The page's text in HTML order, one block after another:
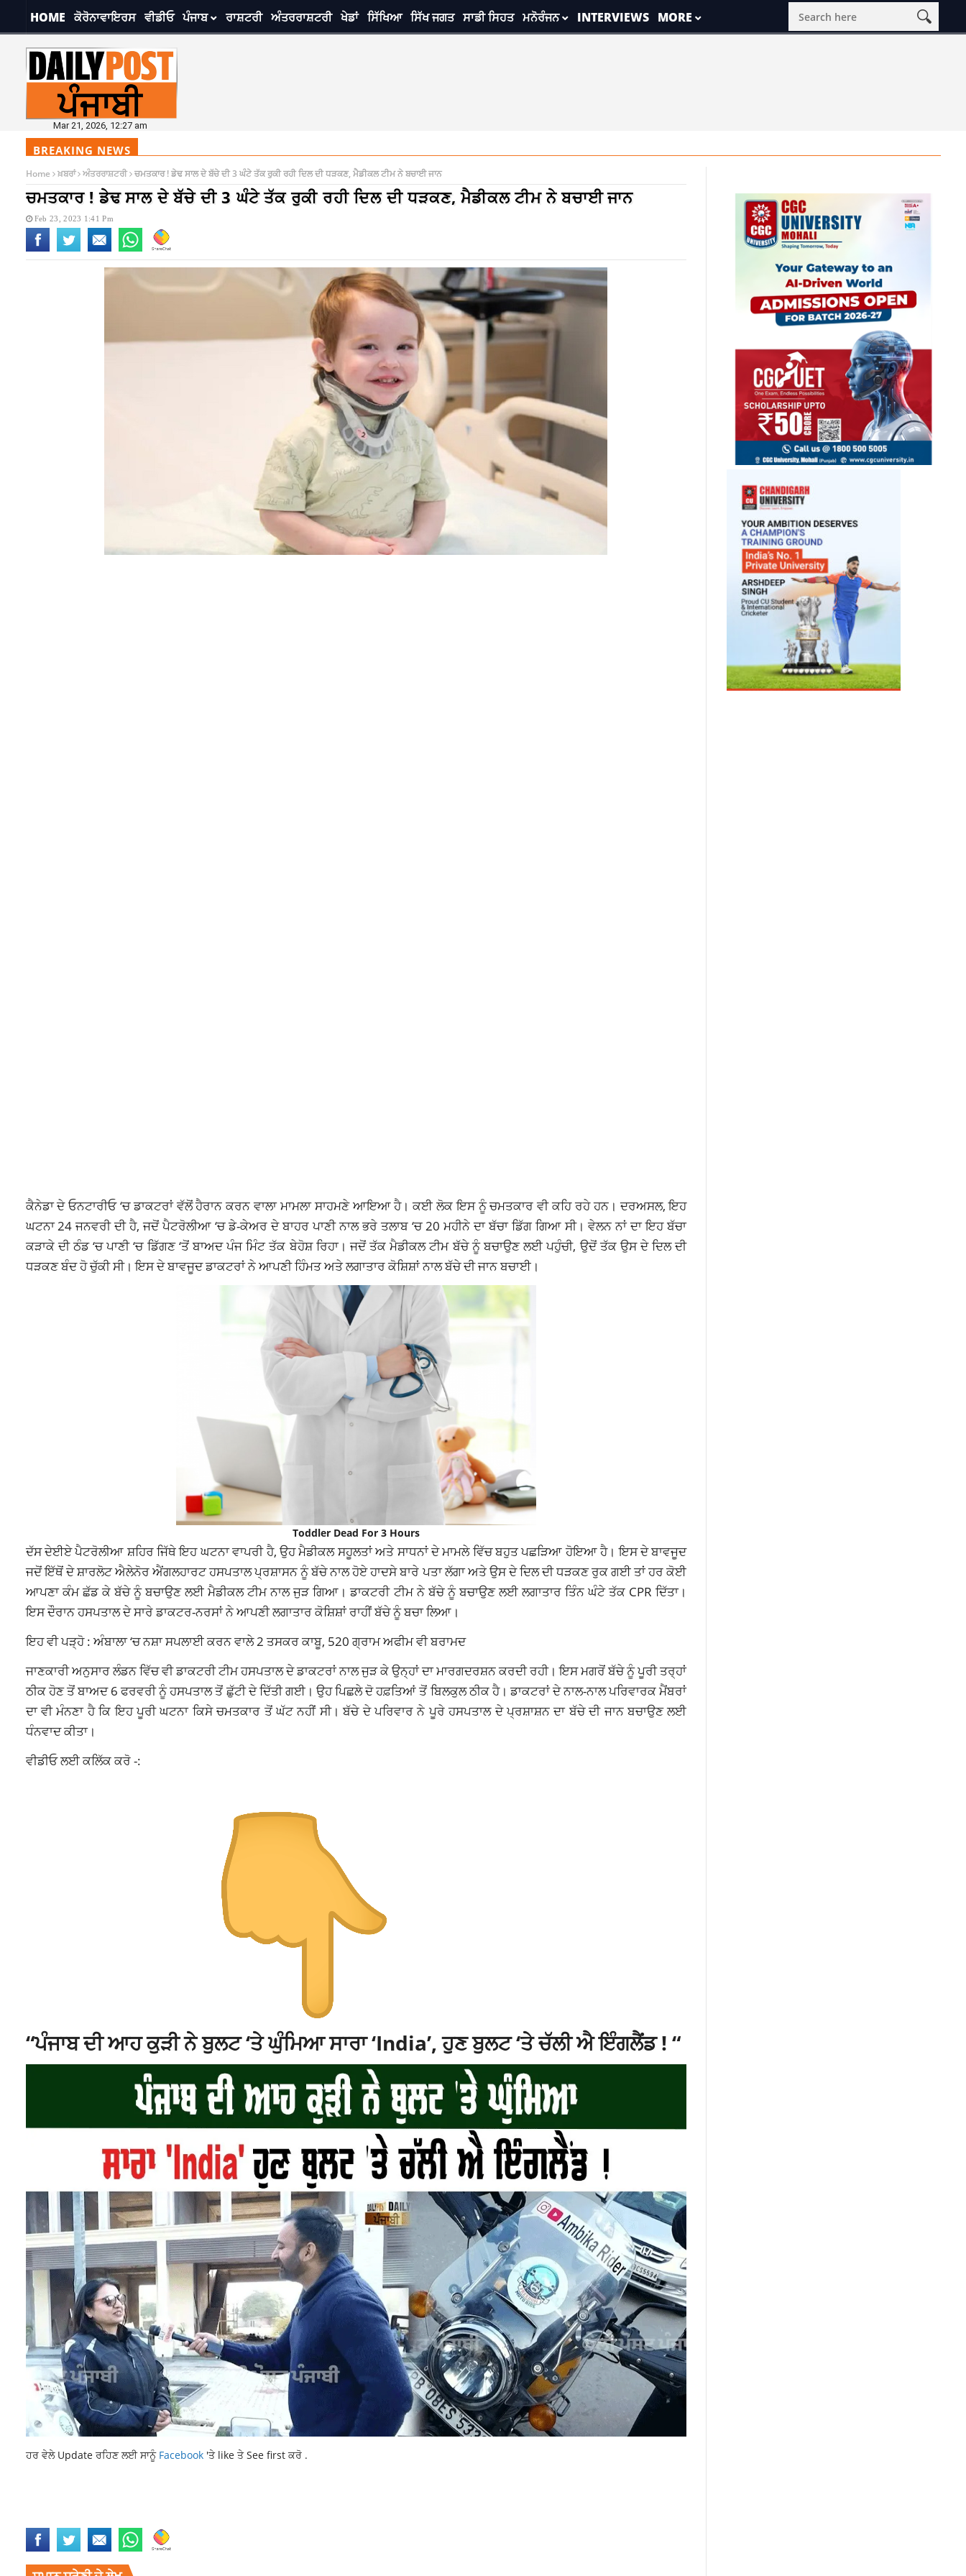
HOME ਕੋਰੋਨਾਵਾਇਰਸ ਵੀਡੀਓ ਪੰਜਾਬ ਰਾਸ਼ਟਰੀ ਅੰਤਰਰਾਸ਼ਟਰੀ ਖੇਡਾਂ ਸਿੱਖਿਆ ਸਿੱਖ ਜਗਤ ਸਾਡੀ ਸਿਹਤ ਮਨੋਰੰਜਨ INTERVIEWS MORE
Mar 21, 2026, 12:27 am
BREAKING NEWS
Home ਖ਼ਬਰਾਂ ਅੰਤਰਰਾਸ਼ਟਰੀ ਚਮਤਕਾਰ ! ਡੇਢ ਸਾਲ ਦੇ ਬੱਚੇ ਦੀ 3 ਘੰਟੇ ਤੱਕ ਰੁਕੀ ਰਹੀ ਦਿਲ ਦੀ ਧੜਕਣ, ਮੈਡੀਕਲ ਟੀਮ ਨੇ ਬਚਾਈ ਜਾਨ
ਚਮਤਕਾਰ ! ਡੇਢ ਸਾਲ ਦੇ ਬੱਚੇ ਦੀ 3 ਘੰਟੇ ਤੱਕ ਰੁਕੀ ਰਹੀ ਦਿਲ ਦੀ ਧੜਕਣ, ਮੈਡੀਕਲ ਟੀਮ ਨੇ ਬਚਾਈ ਜਾਨ
Feb 23, 2023 1:41 Pm
ਕੈਨੇਡਾ ਦੇ ਓਨਟਾਰੀਓ ‘ਚ ਡਾਕਟਰਾਂ ਵੱਲੋਂ ਹੈਰਾਨ ਕਰਨ ਵਾਲਾ ਮਾਮਲਾ ਸਾਹਮਣੇ ਆਇਆ ਹੈ। ਕਈ ਲੋਕ ਇਸ ਨੂੰ ਚਮਤਕਾਰ ਵੀ ਕਹਿ ਰਹੇ ਹਨ। ਦਰਅਸਲ, ਇਹ
ਘਟਨਾ 24 ਜਨਵਰੀ ਦੀ ਹੈ, ਜਦੋਂ ਪੈਟਰੋਲੀਆ ‘ਚ ਡੇ-ਕੇਅਰ ਦੇ ਬਾਹਰ ਪਾਣੀ ਨਾਲ ਭਰੇ ਤਲਾਬ ‘ਚ 20 ਮਹੀਨੇ ਦਾ ਬੱਚਾ ਡਿੱਗ ਗਿਆ ਸੀ। ਵੇਲਨ ਨਾਂ ਦਾ ਇਹ ਬੱਚਾ
ਕੜਾਕੇ ਦੀ ਠੰਡ ‘ਚ ਪਾਣੀ ‘ਚ ਡਿੱਗਣ ‘ਤੋਂ ਬਾਅਦ ਪੰਜ ਮਿੰਟ ਤੱਕ ਬੇਹੋਸ਼ ਰਿਹਾ। ਜਦੋਂ ਤੱਕ ਮੈਡੀਕਲ ਟੀਮ ਬੱਚੇ ਨੂੰ ਬਚਾਉਣ ਲਈ ਪਹੁੰਚੀ, ਉਦੋਂ ਤੱਕ ਉਸ ਦੇ ਦਿਲ ਦੀ
ਧੜਕਣ ਬੰਦ ਹੋ ਚੁੱਕੀ ਸੀ। ਇਸ ਦੇ ਬਾਵਜੂਦ ਡਾਕਟਰਾਂ ਨੇ ਆਪਣੀ ਹਿੰਮਤ ਅਤੇ ਲਗਾਤਾਰ ਕੋਸ਼ਿਸ਼ਾਂ ਨਾਲ ਬੱਚੇ ਦੀ ਜਾਨ ਬਚਾਈ।
Toddler Dead For 3 Hours
ਦੱਸ ਦੇਈਏ ਪੈਟਰੋਲੀਆ ਸ਼ਹਿਰ ਜਿੱਥੇ ਇਹ ਘਟਨਾ ਵਾਪਰੀ ਹੈ, ਉਹ ਮੈਡੀਕਲ ਸਹੂਲਤਾਂ ਅਤੇ ਸਾਧਨਾਂ ਦੇ ਮਾਮਲੇ ਵਿੱਚ ਬਹੁਤ ਪਛੜਿਆ ਹੋਇਆ ਹੈ। ਇਸ ਦੇ ਬਾਵਜੂਦ
ਜਦੋਂ ਇੱਥੋਂ ਦੇ ਸ਼ਾਰਲੋਟ ਐਲੇਨੋਰ ਐਂਗਲਹਾਰਟ ਹਸਪਤਾਲ ਪ੍ਰਸ਼ਾਸਨ ਨੂੰ ਬੱਚੇ ਨਾਲ ਹੋਏ ਹਾਦਸੇ ਬਾਰੇ ਪਤਾ ਲੱਗਾ ਅਤੇ ਉਸ ਦੇ ਦਿਲ ਦੀ ਧੜਕਣ ਰੁਕ ਗਈ ਤਾਂ ਹਰ ਕੋਈ
ਆਪਣਾ ਕੰਮ ਛੱਡ ਕੇ ਬੱਚੇ ਨੂੰ ਬਚਾਉਣ ਲਈ ਮੈਡੀਕਲ ਟੀਮ ਨਾਲ ਜੁੜ ਗਿਆ। ਡਾਕਟਰੀ ਟੀਮ ਨੇ ਬੱਚੇ ਨੂੰ ਬਚਾਉਣ ਲਈ ਲਗਾਤਾਰ ਤਿੰਨ ਘੰਟੇ ਤੱਕ CPR ਦਿੱਤਾ।
ਇਸ ਦੌਰਾਨ ਹਸਪਤਾਲ ਦੇ ਸਾਰੇ ਡਾਕਟਰ-ਨਰਸਾਂ ਨੇ ਆਪਣੀ ਲਗਾਤਾਰ ਕੋਸ਼ਿਸ਼ਾਂ ਰਾਹੀਂ ਬੱਚੇ ਨੂੰ ਬਚਾ ਲਿਆ।
ਇਹ ਵੀ ਪੜ੍ਹੋ :ਅੰਬਾਲਾ ‘ਚ ਨਸ਼ਾ ਸਪਲਾਈ ਕਰਨ ਵਾਲੇ 2 ਤਸਕਰ ਕਾਬੂ, 520 ਗ੍ਰਾਮ ਅਫੀਮ ਵੀ ਬਰਾਮਦ
ਜਾਣਕਾਰੀ ਅਨੁਸਾਰ ਲੰਡਨ ਵਿੱਚ ਵੀ ਡਾਕਟਰੀ ਟੀਮ ਹਸਪਤਾਲ ਦੇ ਡਾਕਟਰਾਂ ਨਾਲ ਜੁੜ ਕੇ ਉਨ੍ਹਾਂ ਦਾ ਮਾਰਗਦਰਸ਼ਨ ਕਰਦੀ ਰਹੀ। ਇਸ ਮਗਰੋਂ ਬੱਚੇ ਨੂੰ ਪੂਰੀ ਤਰ੍ਹਾਂ
ਠੀਕ ਹੋਣ ਤੋਂ ਬਾਅਦ 6 ਫਰਵਰੀ ਨੂੰ ਹਸਪਤਾਲ ਤੋਂ ਛੁੱਟੀ ਦੇ ਦਿੱਤੀ ਗਈ। ਉਹ ਪਿਛਲੇ ਦੋ ਹਫ਼ਤਿਆਂ ਤੋਂ ਬਿਲਕੁਲ ਠੀਕ ਹੈ। ਡਾਕਟਰਾਂ ਦੇ ਨਾਲ-ਨਾਲ ਪਰਿਵਾਰਕ ਮੈਂਬਰਾਂ
ਦਾ ਵੀ ਮੰਨਣਾ ਹੈ ਕਿ ਇਹ ਪੂਰੀ ਘਟਨਾ ਕਿਸੇ ਚਮਤਕਾਰ ਤੋਂ ਘੱਟ ਨਹੀਂ ਸੀ। ਬੱਚੇ ਦੇ ਪਰਿਵਾਰ ਨੇ ਪੂਰੇ ਹਸਪਤਾਲ ਦੇ ਪ੍ਰਸ਼ਾਸ਼ਨ ਦਾ ਬੱਚੇ ਦੀ ਜਾਨ ਬਚਾਉਣ ਲਈ
ਧੰਨਵਾਦ ਕੀਤਾ।
ਵੀਡੀਓ ਲਈ ਕਲਿੱਕ ਕਰੋ -:
“ਪੰਜਾਬ ਦੀ ਆਹ ਕੁੜੀ ਨੇ ਬੁਲਟ ‘ਤੇ ਘੁੰਮਿਆ ਸਾਰਾ ‘India’, ਹੁਣ ਬੁਲਟ ‘ਤੇ ਚੱਲੀ ਐ ਇੰਗਲੈਂਡ ! “
ਹਰ ਵੇਲੇ Update ਰਹਿਣ ਲਈ ਸਾਨੂੰ Facebook 'ਤੇ like ਤੇ See first ਕਰੋ .